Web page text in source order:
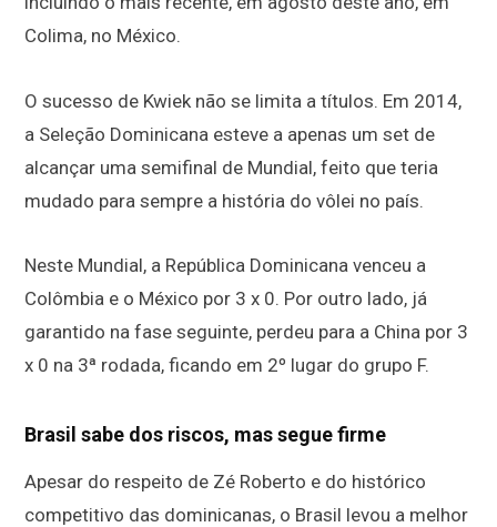
Colima, no México.
O sucesso de Kwiek não se limita a títulos. Em 2014,
a Seleção Dominicana esteve a apenas um set de
alcançar uma semifinal de Mundial, feito que teria
mudado para sempre a história do vôlei no país.
Neste Mundial, a República Dominicana venceu a
Colômbia e o México por 3 x 0. Por outro lado, já
garantido na fase seguinte, perdeu para a China por 3
x 0 na 3ª rodada, ficando em 2º lugar do grupo F.
Brasil sabe dos riscos, mas segue firme
Apesar do respeito de Zé Roberto e do histórico
competitivo das dominicanas, o Brasil levou a melhor